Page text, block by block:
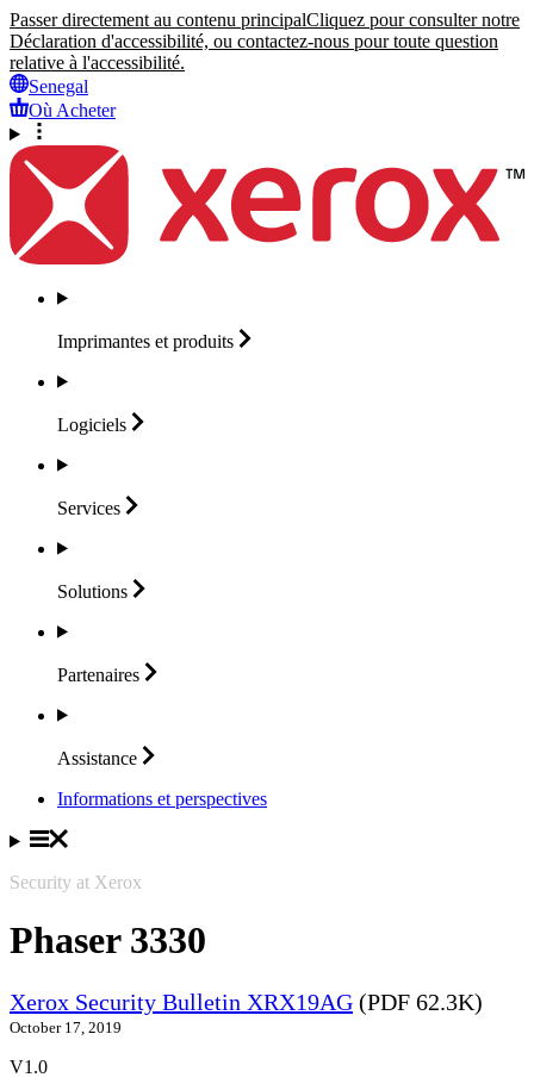
Passer directement au contenu principalCliquez pour consulter notre
Déclaration d'accessibilité, ou contactez-nous pour toute question
relative à l'accessibilité.
Senegal
Où Acheter
Imprimantes et produits
Logiciels
Services
Solutions
Partenaires
Assistance
Informations et perspectives
Security at Xerox
Phaser 3330
Xerox Security Bulletin XRX19AG (PDF 62.3K)
October 17, 2019
V1.0